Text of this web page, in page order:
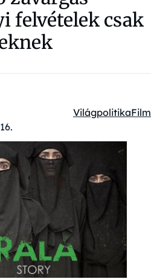
felvételek csak
Kategóriák:
VilágpolitikaFilm